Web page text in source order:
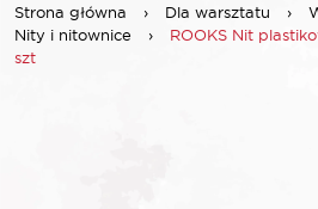
Strona główna › Dla warsztatu ›
Nity i nitownice
›
ROOKS Nit
szt